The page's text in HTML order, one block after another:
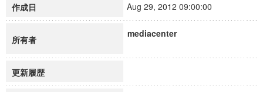
作成日 Aug 29, 2012 09:00:00
所有者
mediacenter
更新履歴